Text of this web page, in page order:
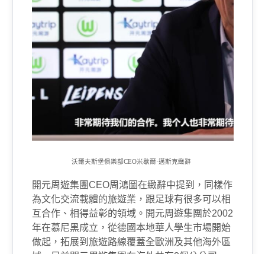
沃爾夫斯堡俱樂部CEO米歇爾·邁斯克緻辭
開元周遊集團CEO周鴻圖在緻辭中提到，同樣作
為文化交流載體的旅遊業，跟足球有很多可以相
互合作、相得益彰的領域。開元周遊集團於2002
年在慕尼黑成立，從德國本地華人學生市場開始
做起，拓展到旅遊路線覆蓋全歐洲及其他海外區